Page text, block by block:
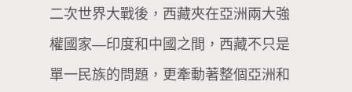
二次世界大戰後，西藏夾在亞洲兩大強
權國家—印度和中國之間，西藏不只是
單一民族的問題，更牽動著整個亞洲和